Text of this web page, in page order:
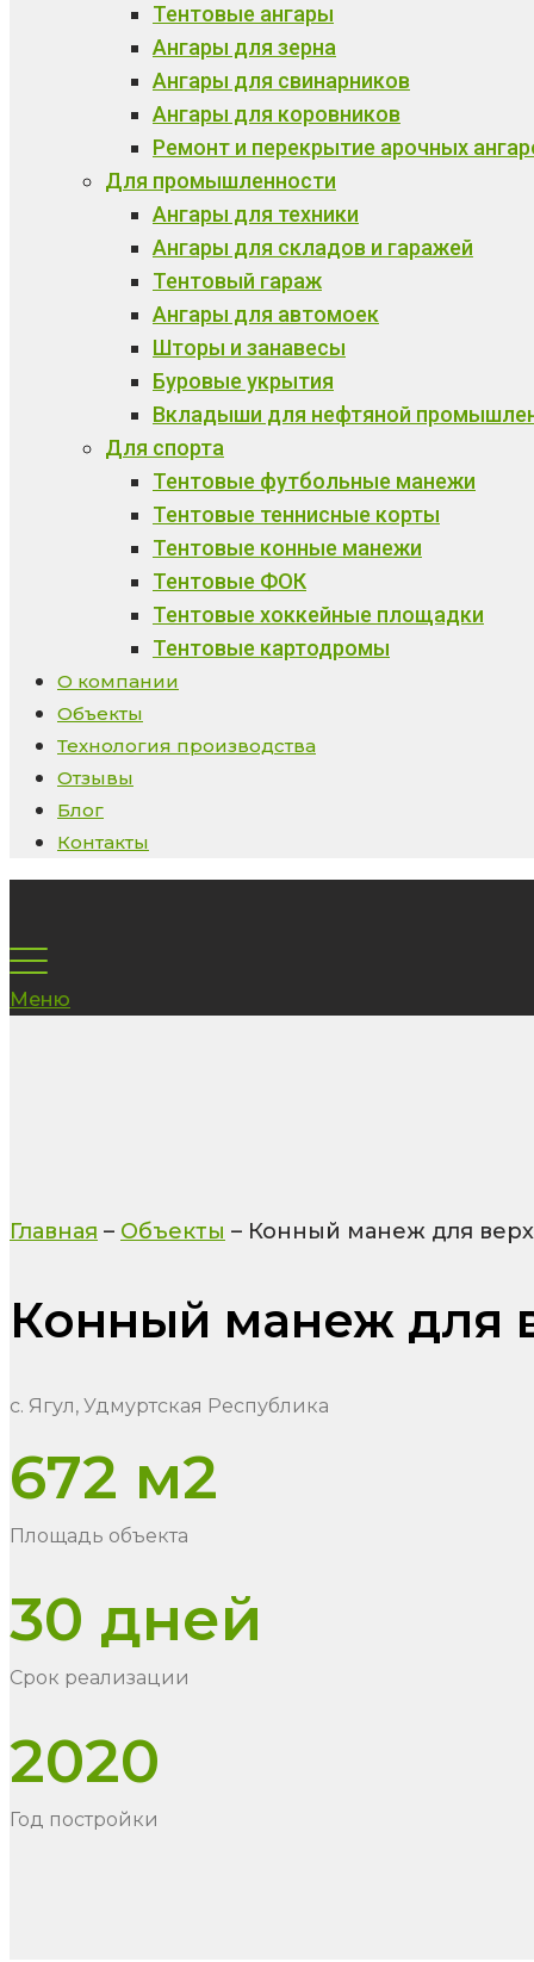
Тентовые ангары
Ангары для зерна
Ангары для свинарников
Ангары для коровников
Ремонт и перекрытие арочных
Для промышленности
Ангары для техники
Ангары для складов и гаражей
Тентовый гараж
Ангары для автомоек
Шторы и занавесы
Буровые укрытия
Вкладыши для нефтяной
Для спорта
Тентовые футбольные манежи
Тентовые теннисные корты
Тентовые конные манежи
Тентовые ФОК
Тентовые хоккейные площадки
Тентовые картодромы
О компании
Объекты
Технология производства
Отзывы
Блог
Контакты
Меню
Главная – Объекты – Конный манеж для
Конный манеж для
с. Ягул, Удмуртская Республика
672 м2
Площадь объекта
30 дней
Срок реализации
2020
Год постройки